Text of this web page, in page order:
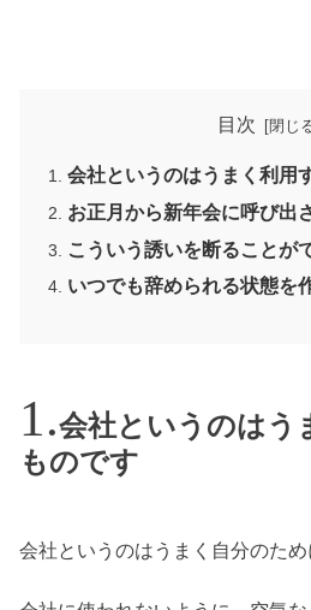
目次
会社というのはうまく利用
お正月から新年会に呼び出
こういう誘いを断ることが
いつでも辞められる状態を
会社というのはう
ものです
会社というのはうまく自分のため